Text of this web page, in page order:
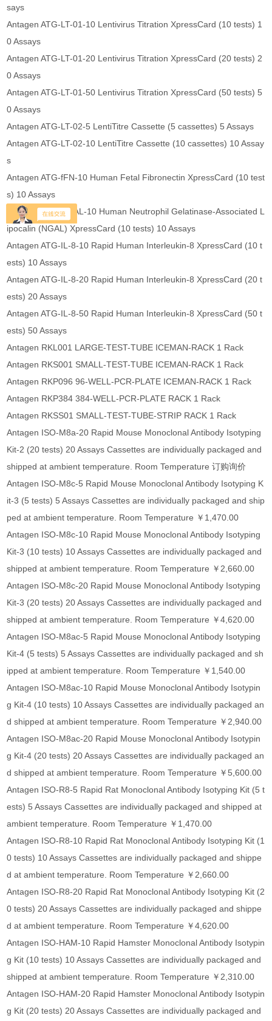
says
Antagen ATG-LT-01-10 Lentivirus Titration XpressCard (10 tests) 1
0 Assays
Antagen ATG-LT-01-20 Lentivirus Titration XpressCard (20 tests) 2
0 Assays
Antagen ATG-LT-01-50 Lentivirus Titration XpressCard (50 tests) 5
0 Assays
Antagen ATG-LT-02-5 LentiTitre Cassette (5 cassettes) 5 Assays
Antagen ATG-LT-02-10 LentiTitre Cassette (10 cassettes) 10 Assay
s
Antagen ATG-fFN-10 Human Fetal Fibronectin XpressCard (10 test
s) 10 Assays
Antagen ATG-NGAL-10 Human Neutrophil Gelatinase-Associated L
ipocalin (NGAL) XpressCard (10 tests) 10 Assays
Antagen ATG-IL-8-10 Rapid Human Interleukin-8 XpressCard (10 t
ests) 10 Assays
Antagen ATG-IL-8-20 Rapid Human Interleukin-8 XpressCard (20 t
ests) 20 Assays
Antagen ATG-IL-8-50 Rapid Human Interleukin-8 XpressCard (50 t
ests) 50 Assays
Antagen RKL001 LARGE-TEST-TUBE ICEMAN-RACK 1 Rack
Antagen RKS001 SMALL-TEST-TUBE ICEMAN-RACK 1 Rack
Antagen RKP096 96-WELL-PCR-PLATE ICEMAN-RACK 1 Rack
Antagen RKP384 384-WELL-PCR-PLATE RACK 1 Rack
Antagen RKSS01 SMALL-TEST-TUBE-STRIP RACK 1 Rack
Antagen ISO-M8a-20 Rapid Mouse Monoclonal Antibody Isotyping
Kit-2 (20 tests) 20 Assays Cassettes are individually packaged and
shipped at ambient temperature. Room Temperature 订购询价
Antagen ISO-M8c-5 Rapid Mouse Monoclonal Antibody Isotyping K
it-3 (5 tests) 5 Assays Cassettes are individually packaged and ship
ped at ambient temperature. Room Temperature ￥1,470.00
Antagen ISO-M8c-10 Rapid Mouse Monoclonal Antibody Isotyping
Kit-3 (10 tests) 10 Assays Cassettes are individually packaged and
shipped at ambient temperature. Room Temperature ￥2,660.00
Antagen ISO-M8c-20 Rapid Mouse Monoclonal Antibody Isotyping
Kit-3 (20 tests) 20 Assays Cassettes are individually packaged and
shipped at ambient temperature. Room Temperature ￥4,620.00
Antagen ISO-M8ac-5 Rapid Mouse Monoclonal Antibody Isotyping
Kit-4 (5 tests) 5 Assays Cassettes are individually packaged and sh
ipped at ambient temperature. Room Temperature ￥1,540.00
Antagen ISO-M8ac-10 Rapid Mouse Monoclonal Antibody Isotypin
g Kit-4 (10 tests) 10 Assays Cassettes are individually packaged an
d shipped at ambient temperature. Room Temperature ￥2,940.00
Antagen ISO-M8ac-20 Rapid Mouse Monoclonal Antibody Isotypin
g Kit-4 (20 tests) 20 Assays Cassettes are individually packaged an
d shipped at ambient temperature. Room Temperature ￥5,600.00
Antagen ISO-R8-5 Rapid Rat Monoclonal Antibody Isotyping Kit (5 t
ests) 5 Assays Cassettes are individually packaged and shipped at
ambient temperature. Room Temperature ￥1,470.00
Antagen ISO-R8-10 Rapid Rat Monoclonal Antibody Isotyping Kit (1
0 tests) 10 Assays Cassettes are individually packaged and shippe
d at ambient temperature. Room Temperature ￥2,660.00
Antagen ISO-R8-20 Rapid Rat Monoclonal Antibody Isotyping Kit (2
0 tests) 20 Assays Cassettes are individually packaged and shippe
d at ambient temperature. Room Temperature ￥4,620.00
Antagen ISO-HAM-10 Rapid Hamster Monoclonal Antibody Isotypin
g Kit (10 tests) 10 Assays Cassettes are individually packaged and
shipped at ambient temperature. Room Temperature ￥2,310.00
Antagen ISO-HAM-20 Rapid Hamster Monoclonal Antibody Isotypin
g Kit (20 tests) 20 Assays Cassettes are individually packaged and